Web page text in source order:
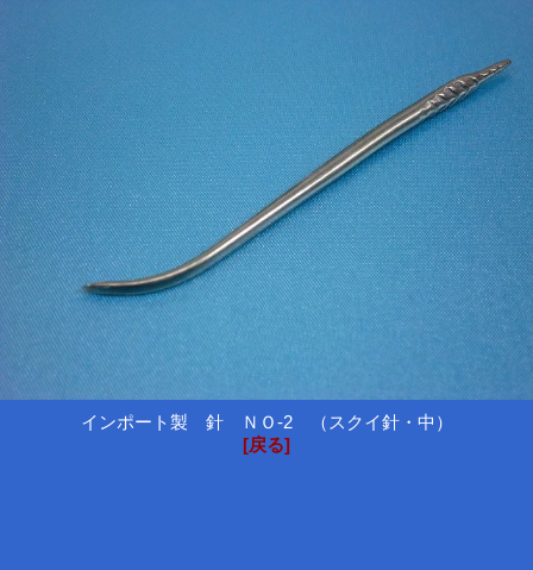
インポート製 針 ＮＯ-2 （スクイ針・中）
[戻る]